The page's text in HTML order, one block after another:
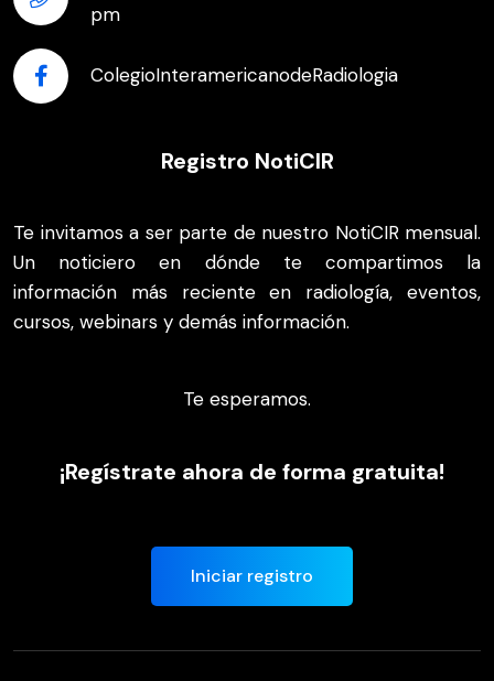
pm
ColegioInteramericanodeRadiologia
Registro NotiCIR
Te invitamos a ser parte de nuestro NotiCIR mensual.
Un noticiero en dónde te compartimos la
información más reciente en radiología, eventos,
cursos, webinars y demás información.
Te esperamos.
¡Regístrate ahora de forma gratuita!
Iniciar registro